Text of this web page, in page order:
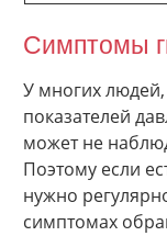
Симптомы
У многих
показателей
может не
Поэтому если
нужно
симптомах